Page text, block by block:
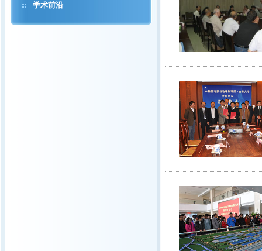
学术前沿